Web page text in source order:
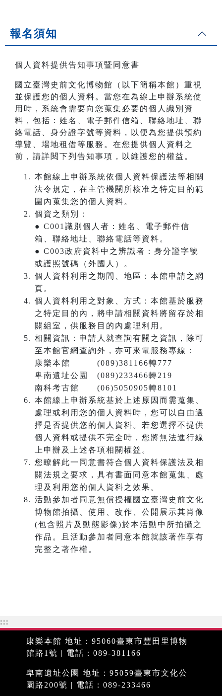
報名須知
個人資料提供告知事項暨同意書
國立臺灣史前文化博物館（以下簡稱本館）重視
並保護您的個人資料。當您在為線上申辦系統使
用時，系統會需要向您蒐集必要的個人識別資
料，包括：姓名、電子郵件信箱、聯絡地址、聯
絡電話、身分證字號等資料，以便為您提供預約
導覽、場地租借等服務。在您提供個人資料之
前，請詳閱下列告知事項，以維護您的權益。
本館線上申辦系統依個人資料保護法等相關
法令規定，在主管機關所核准之特定目的範
圍內蒐集您的個人資料。
個資之類別：
● C001識別個人者：姓名、電子郵件信
箱、聯絡地址、聯絡電話等資料。
● C003政府資料中之辨識者：身分證字號
或護照號碼（外國人）。
個人資料利用之期間、地區：本館申請之網
頁。
個人資料利用之對象、方式：本館基於服務
之特定目的內，將申請相關資料將留存於相
關組室，供服務目的內處理利用。
相關資訊：申請人就查詢有關之資訊，除可
至本館官網查詢外，亦可來電服務專線：
康樂本館 (089)381166轉777
卑南遺址公園 (089)233466轉219
南科考古館 (06)5050905轉8101
本館線上申辦系統基於上述原因而需蒐集、
處理或利用您的個人資料時，您可以自由選
擇是否提供您的個人資料。若您選擇不提供
個人資料或提供不完全時，您將無法進行線
上申辦及上述各項相關權益。
您瞭解此一同意書符合個人資料保護法及相
關法規之要求，具有書面同意本館蒐集、處
理及利用您的個人資料之效果。
活動參加者同意無償授權國立臺灣史前文化
博物館拍攝、使用、改作、公開展示其肖像
(包含照片及動態影像)於本活動中所拍攝之
作品。且活動參加者同意本館就該著作享有
完整之著作權。
:::
康樂本館 地址：95060臺東市豐田里博物
館路1號 | 電話：089-381166
卑南遺址公園 地址：95059臺東市文化公
園路200號 | 電話：089-233466